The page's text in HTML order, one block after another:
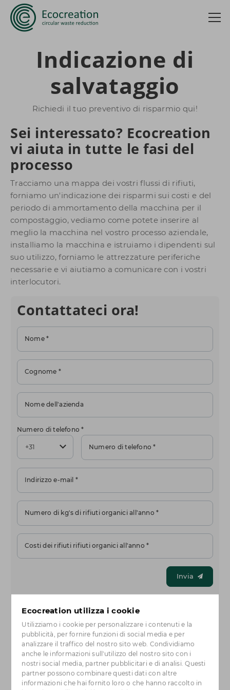
Ecocreation utilizza i cookie
Utilizziamo i cookie per personalizzare i contenuti e la
pubblicità, per fornire funzioni di social media e per
analizzare il traffico del nostro sito web. Condividiamo
anche le informazioni sull'utilizzo del nostro sito con i
nostri social media, partner pubblicitari e di analisi. Questi
partner possono combinare questi dati con altre
informazioni che hai fornito loro o che hanno raccolto in
Indicazione di
salvataggio
Richiedi il tuo preventivo di risparmio qui!
Sei interessato? Ecocreation
vi aiuta in tutte le fasi del
processo
Tracciamo una mappa dei vostri flussi di rifiuti,
forniamo un'indicazione dei risparmi sui costi e del
periodo di ammortamento della macchina per il
compostaggio, vediamo come potete inserire al
meglio la macchina nel vostro processo aziendale,
installiamo la macchina e istruiamo i dipendenti sul
suo utilizzo, forniamo le attrezzature periferiche
necessarie e vi aiutiamo a comunicare con i vostri
interlocutori.
Contattateci ora!
Nome *
Cognome *
Nome dell'azienda
Numero di telefono *
Numero di telefono *
Indirizzo e-mail *
Numero di kg's di rifiuti organici all'anno *
Costi dei rifiuti rifiuti organici all'anno *
Invia
Affidato da: